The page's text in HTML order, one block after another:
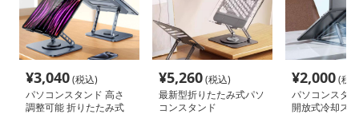
¥3,040(税込)
パソコンスタンド 高さ
調整可能 折りたたみ式
¥5,260(税込)
最新型折りたたみ式パソ
コンスタンド
¥2,000(税
パソコンスタ
開放式冷却ス